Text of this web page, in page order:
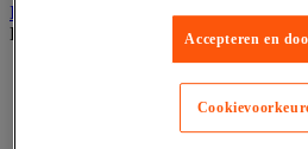
Inname en beheer van geld
Bekijk de hele productgroep
Valsgelddetectie en
Accepteren en